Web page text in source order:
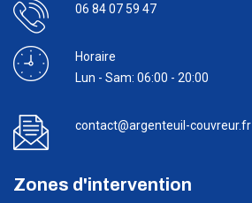
06 84 07 59 47
Horaire
Lun - Sam: 06:00 - 20:00
contact@argenteuil-couvreur.fr
Zones d'intervention